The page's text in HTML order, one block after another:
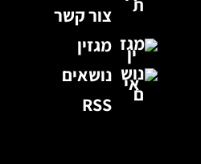
צור קשר
מגזין
נושאים
RSS